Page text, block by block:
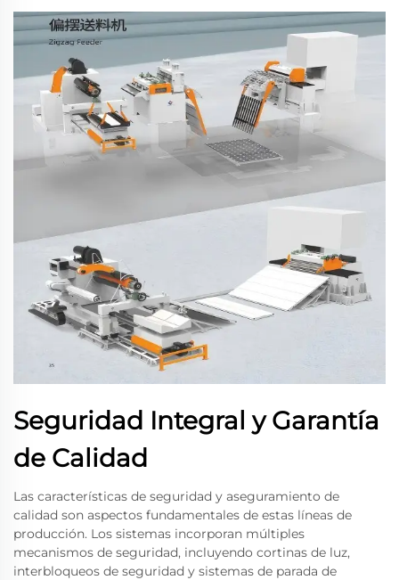
Seguridad Integral y Garantía
de Calidad
Las características de seguridad y aseguramiento de
calidad son aspectos fundamentales de estas líneas de
producción. Los sistemas incorporan múltiples
mecanismos de seguridad, incluyendo cortinas de luz,
interbloqueos de seguridad y sistemas de parada de